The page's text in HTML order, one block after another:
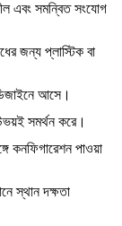
এবং সমন্বিত সংযোগ
জন্য প্লাস্টিক বা
আসে।
সমর্থন করে।
কনফিগারেশন পাওয়া
স্থান দক্ষতা